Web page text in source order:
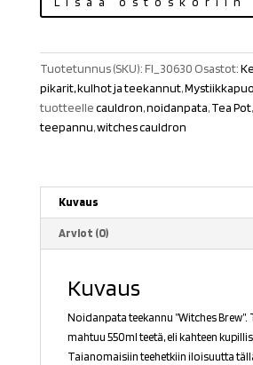
teekannu"Witches
määrä
Tuotetunnus (SKU):FI_30630 Osastot:
pikarit, kulhot ja teekannut,
tuotteellecauldron,noidanpata,Tea Pot
teepannu,witches cauldron
Kuvaus
Arviot (0)
Kuvaus
Noidanpata teekannu ”Witches Brew”.
mahtuu 550ml teetä, eli kahteen
Taianomaisiin teehetkiin iloisuutta